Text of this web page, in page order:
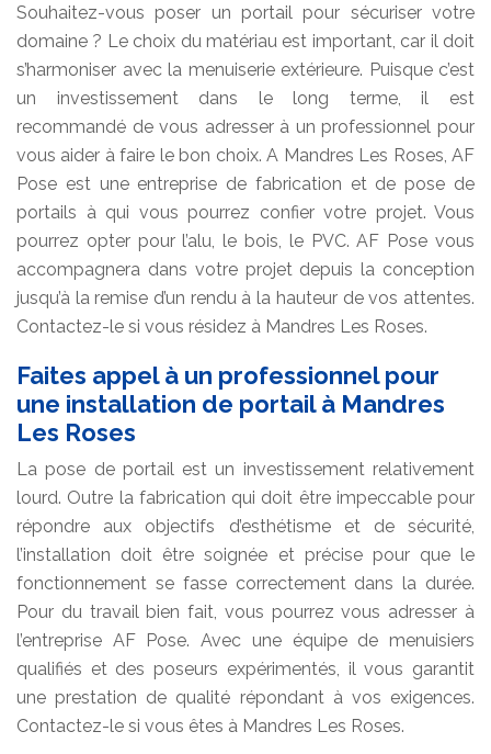
Souhaitez-vous poser un portail pour sécuriser votre
domaine ? Le choix du matériau est important, car il doit
s’harmoniser avec la menuiserie extérieure. Puisque c’est
un investissement dans le long terme, il est
recommandé de vous adresser à un professionnel pour
vous aider à faire le bon choix. A Mandres Les Roses, AF
Pose est une entreprise de fabrication et de pose de
portails à qui vous pourrez confier votre projet. Vous
pourrez opter pour l’alu, le bois, le PVC. AF Pose vous
accompagnera dans votre projet depuis la conception
jusqu’à la remise d’un rendu à la hauteur de vos attentes.
Contactez-le si vous résidez à Mandres Les Roses.
Faites appel à un professionnel pour
une installation de portail à Mandres
Les Roses
La pose de portail est un investissement relativement
lourd. Outre la fabrication qui doit être impeccable pour
répondre aux objectifs d’esthétisme et de sécurité,
l’installation doit être soignée et précise pour que le
fonctionnement se fasse correctement dans la durée.
Pour du travail bien fait, vous pourrez vous adresser à
l’entreprise AF Pose. Avec une équipe de menuisiers
qualifiés et des poseurs expérimentés, il vous garantit
une prestation de qualité répondant à vos exigences.
Contactez-le si vous êtes à Mandres Les Roses.